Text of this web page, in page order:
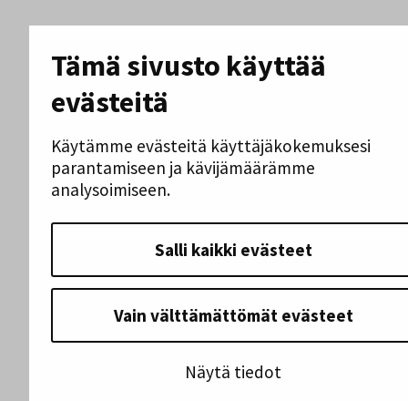
Tämä sivusto käyttää
evästeitä
Käytämme evästeitä käyttäjäkokemuksesi
parantamiseen ja kävijämäärämme
analysoimiseen.
Salli kaikki evästeet
Vain välttämättömät evästeet
Näytä tiedot